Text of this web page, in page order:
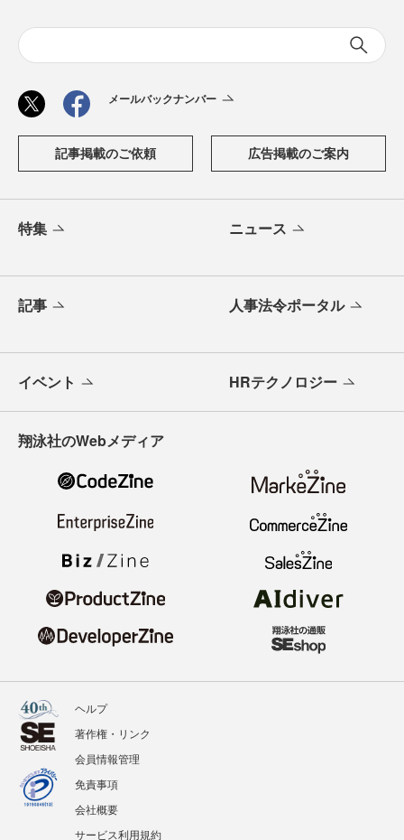
メールバックナンバー
記事掲載のご依頼 広告掲載のご案内
特集 ニュース
記事 人事法令ポータル
イベント HRテクノロジー
翔泳社のWebメディア
ヘルプ
著作権・リンク
会員情報管理
免責事項
会社概要
サービス利用規約